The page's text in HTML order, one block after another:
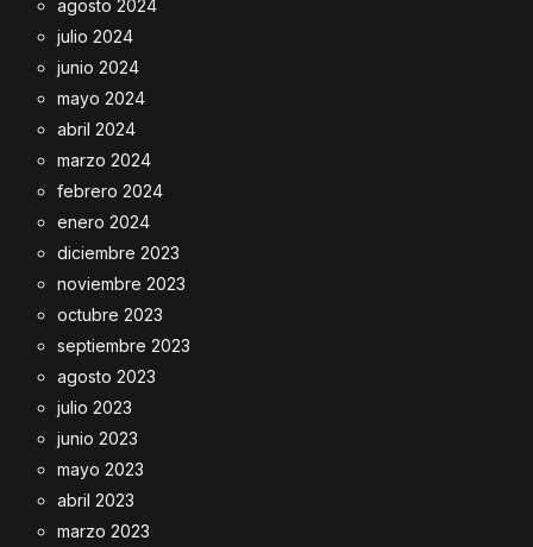
agosto 2024
julio 2024
junio 2024
mayo 2024
abril 2024
marzo 2024
febrero 2024
enero 2024
diciembre 2023
noviembre 2023
octubre 2023
septiembre 2023
agosto 2023
julio 2023
junio 2023
mayo 2023
abril 2023
marzo 2023